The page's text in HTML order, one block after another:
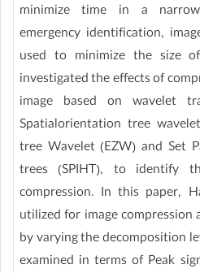
minimize time in a
emergency identification,
used to minimize the size
investigated the effects of
image based on wavelet
Spatialorientation tree
tree Wavelet (EZW) and Set
trees (SPIHT), to identify
compression. In this paper,
utilized for image compression
by varying the decomposition
examined in terms of Peak